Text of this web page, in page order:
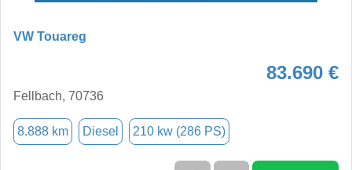
VW Touareg
83.690 €
Fellbach, 70736
8.888 km Diesel 210 kw (286 PS)